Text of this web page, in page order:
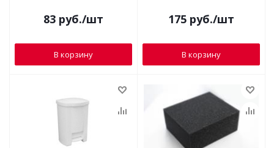
83 руб./шт
В корзину
175 руб./шт
В корзину